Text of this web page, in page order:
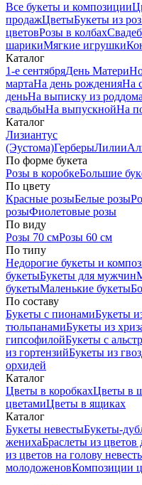
Все букеты и композиции
продажЦветыБукеты из роз
цветовРозы в колбах
шарикиМягкие игрушки
Каталог
1-е сентябряДень Матери
мартаНа день рожденияНа
деньНа выписку из
свадьбыНа выпускнойНа
Каталог
Лизиантус
(Эустома)ГерберыЛилии
По форме букета
Розы в коробкеБольшие
По цвету
Красные розыБелые розы
розыФиолетовые розы
По виду
Розы 70 смРозы 60 см
По типу
Недорогие букеты и
букетыБукеты для мужчин
букетыМаленькие букеты
По составу
Букеты с пионамиБукеты
тюльпанамиБукеты из
гипсофилойБукеты с
из гортензийБукеты из
орхидей
Каталог
Цветы в коробкахЦветы в
цветамиЦветы в ящиках
Каталог
Букеты невестыБукеты-
женихаБраслеты из
из цветов на голову
молодоженовКомпозиции